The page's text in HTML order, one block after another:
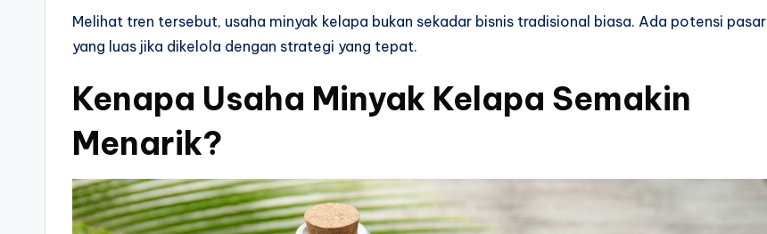
Melihat tren tersebut, usaha minyak kelapa bukan sekadar bisnis tradisional biasa. Ada potensi pasar
yang luas jika dikelola dengan strategi yang tepat.
Kenapa Usaha Minyak Kelapa Semakin
Menarik?